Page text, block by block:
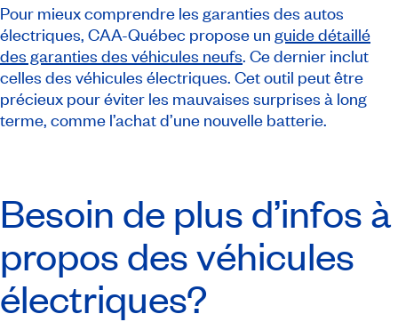
Pour mieux comprendre les garanties des autos
électriques, CAA-Québec propose un guide détaillé
des garanties des véhicules neufs. Ce dernier inclut
celles des véhicules électriques. Cet outil peut être
précieux pour éviter les mauvaises surprises à long
terme, comme l’achat d’une nouvelle batterie.
Besoin de plus d’infos à
propos des véhicules
électriques?